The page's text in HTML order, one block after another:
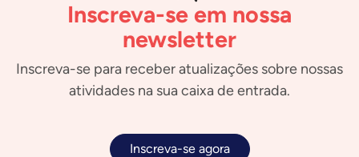
Inscreva-se em nossa
newsletter
Inscreva-se para receber atualizações sobre nossas
atividades na sua caixa de entrada.
Inscreva-se agora